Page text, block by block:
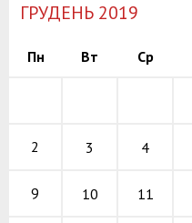
ГРУДЕНЬ 2019
Пн Вт Ср
2 3 4
9 10 11